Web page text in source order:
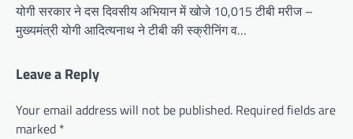
योगी सरकार ने दस दिवसीय अभियान में खोजे 10,015 टीबी मरीज –
मुख्यमंत्री योगी आदित्यनाथ ने टीबी की स्क्रीनिंग व…
Leave a Reply
Your email address will not be published. Required fields are
marked *